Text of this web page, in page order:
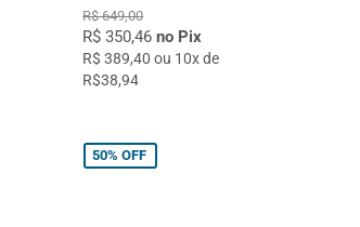
R$ 649,00
R$ 350,46no Pix
R$ 389,40 ou 10x de
R$38,94
50% OFF